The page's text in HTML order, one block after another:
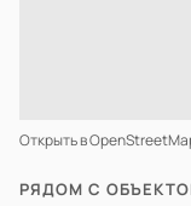
Открыть в
РЯДОМ С